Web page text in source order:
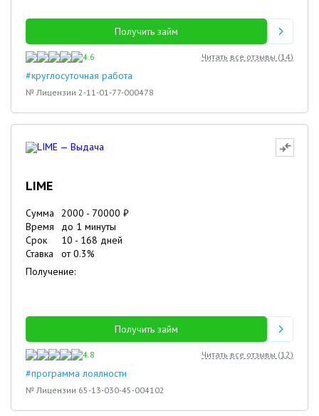
Получить займ
4.6 Читать все отзывы (14)
#круглосуточная работа
№ Лицензии 2-11-01-77-000478
LIME
Сумма 2000 - 70000 ₽
Время
до 1 минуты
Срок
10 - 168 дней
Ставка
от0.3%
Получение:
Получить займ
4.8 Читать все отзывы (12)
#программа лоялности
№ Лицензии 65-13-030-45-004102